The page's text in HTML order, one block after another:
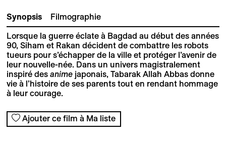
Synopsis Filmographie
Lorsque la guerre éclate à Bagdad au début des années
90, Siham et Rakan décident de combattre les robots
tueurs pour s’échapper de la ville et protéger l’avenir de
leur nouvelle-née. Dans un univers magistralement
inspiré des animejaponais, Tabarak Allah Abbas donne
vie à l’histoire de ses parents tout en rendant hommage
à leur courage.
Ajouter ce film à Ma liste